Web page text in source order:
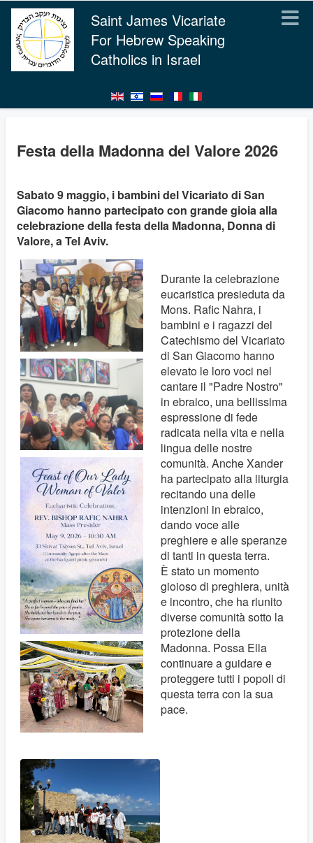
Saint James Vicariate
For Hebrew Speaking
Catholics in Israel
Festa della Madonna del Valore 2026
Sabato 9 maggio, i bambini del Vicariato di San
Giacomo hanno partecipato con grande gioia alla
celebrazione della festa della Madonna, Donna di
Valore, a Tel Aviv.
Durante la celebrazione
eucaristica presieduta da
Mons. Rafic Nahra, i
bambini e i ragazzi del
Catechismo del Vicariato
di San Giacomo hanno
elevato le loro voci nel
cantare il "Padre Nostro"
in ebraico, una bellissima
espressione di fede
radicata nella vita e nella
lingua delle nostre
comunità. Anche Xander
ha partecipato alla liturgia
recitando una delle
intenzioni in ebraico,
dando voce alle
preghiere e alle speranze
di tanti in questa terra.
È stato un momento
gioioso di preghiera, unità
e incontro, che ha riunito
diverse comunità sotto la
protezione della
Madonna. Possa Ella
continuare a guidare e
proteggere tutti i popoli di
questa terra con la sua
pace.